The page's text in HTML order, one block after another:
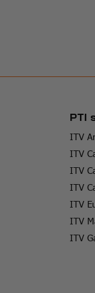
PTI
ITV
ITV
ITV
ITV
ITV
ITV
ITV